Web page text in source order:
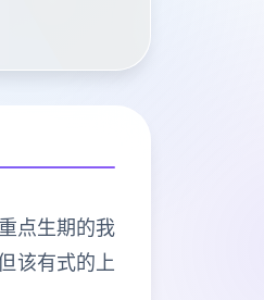
点生期的我
该有式的上